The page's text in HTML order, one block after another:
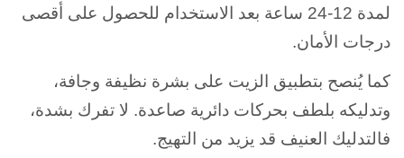
لمدة 12-24 ساعة بعد الاستخدام للحصول على أقصى
درجات الأمان.
كما يُنصح بتطبيق الزيت على بشرة نظيفة وجافة،
وتدليكه بلطف بحركات دائرية صاعدة. لا تفرك بشدة،
فالتدليك العنيف قد يزيد من التهيج.